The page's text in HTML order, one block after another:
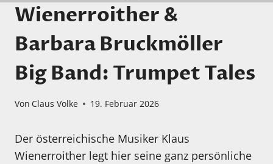
Wienerroither &
Barbara Bruckmöller
Big Band: Trumpet Tales
Von Claus Volke 19. Februar 2026
Der österreichische Musiker Klaus
Wienerroither legt hier seine ganz persönliche